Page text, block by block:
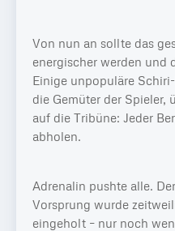
Von nun an sollte das
energischer werden und
Einige unpopuläre
die Gemüter der Spieler,
auf die Tribüne: Jeder
abholen.
Adrenalin pushte alle.
Vorsprung wurde
eingeholt – nur noch